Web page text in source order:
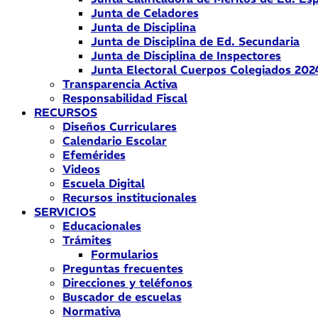
Junta de Celadores
Junta de Disciplina
Junta de Disciplina de Ed. Secundaria
Junta de Disciplina de Inspectores
Junta Electoral Cuerpos Colegiados
Transparencia Activa
Responsabilidad Fiscal
RECURSOS
Diseños Curriculares
Calendario Escolar
Efemérides
Videos
Escuela Digital
Recursos institucionales
SERVICIOS
Educacionales
Trámites
Formularios
Preguntas frecuentes
Direcciones y teléfonos
Buscador de escuelas
Normativa